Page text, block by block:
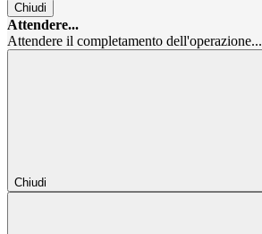
Chiudi
Attendere...
Attendere il completamento dell'operazione...
Chiudi